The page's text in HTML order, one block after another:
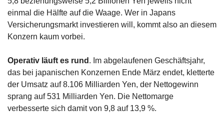
einmal die Hälfte auf die Waage. Wer in Japans
Versicherungsmarkt investieren will, kommt also an diesem
Konzern kaum vorbei.
Operativ läuft es rund . Im abgelaufenen Geschäftsjahr,
das bei japanischen Konzernen Ende März endet, kletterte
der Umsatz auf 8.106 Milliarden Yen, der Nettogewinn
sprang auf 531 Milliarden Yen. Die Nettomarge
verbesserte sich damit von 9,8 auf 13,9 %.